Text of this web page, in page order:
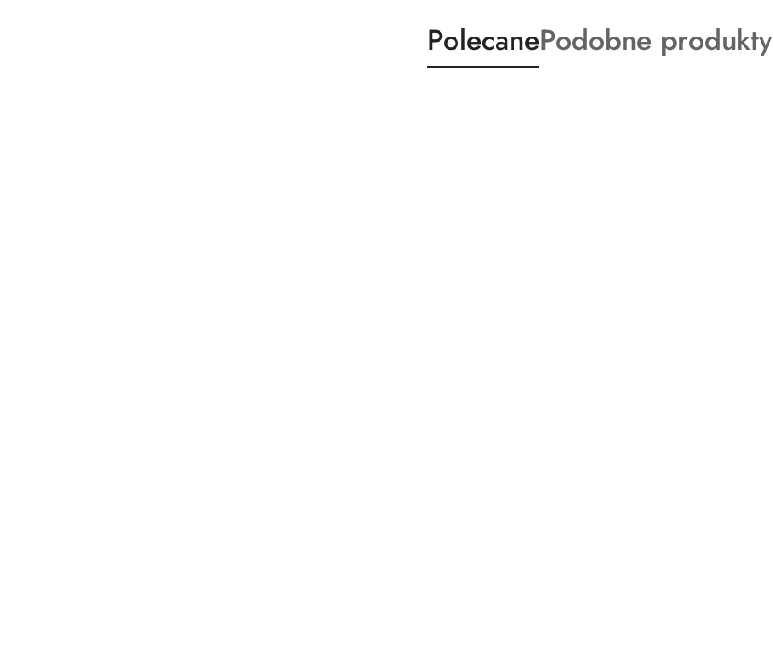
Produkty
o
PolecaneProdukty
o
Podobne produkty